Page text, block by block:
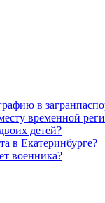
в
временной
детей?
в Екатеринбурге?
военника?